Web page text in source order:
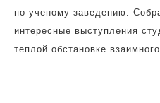
по ученому заведению.
интересные выступления
теплой обстановке